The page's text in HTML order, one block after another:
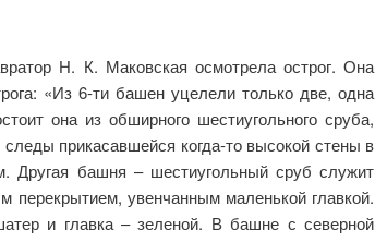
Н. К. Маковская осмотрела острог. Она
«Из 6-ти башен уцелели только две, одна
она из обширного шестиугольного сруба,
прикасавшейся когда-то высокой стены в
Другая башня – шестиугольный сруб служит
перекрытием, увенчанным маленькой главкой.
и главка – зеленой. В башне с северной